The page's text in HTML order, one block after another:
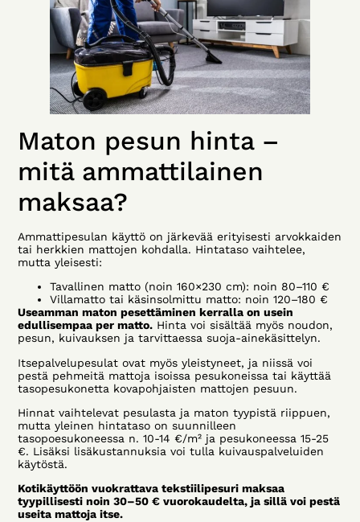
Maton pesun hinta –
mitä ammattilainen
maksaa?
Ammattipesulan käyttö on järkevää erityisesti arvokkaiden
tai herkkien mattojen kohdalla. Hintataso vaihtelee,
mutta yleisesti:
Tavallinen matto (noin 160×230 cm): noin 80–110 €
Villamatto tai käsinsolmittu matto: noin 120–180 €
Useamman maton pesettäminen kerralla on usein
edullisempaa per matto. Hinta voi sisältää myös noudon,
pesun, kuivauksen ja tarvittaessa suoja-ainekäsittelyn.
Itsepalvelupesulat ovat myös yleistyneet, ja niissä voi
pestä pehmeitä mattoja isoissa pesukoneissa tai käyttää
tasopesukonetta kovapohjaisten mattojen pesuun.
Hinnat vaihtelevat pesulasta ja maton tyypistä riippuen,
mutta yleinen hintataso on suunnilleen
tasopoesukoneessa n. 10-14 €/m² ja pesukoneessa 15-25
€. Lisäksi lisäkustannuksia voi tulla kuivauspalveluiden
käytöstä.
Kotikäyttöön vuokrattava tekstiilipesuri maksaa
tyypillisesti noin 30–50 € vuorokaudelta, ja sillä voi pestä
useita mattoja itse.